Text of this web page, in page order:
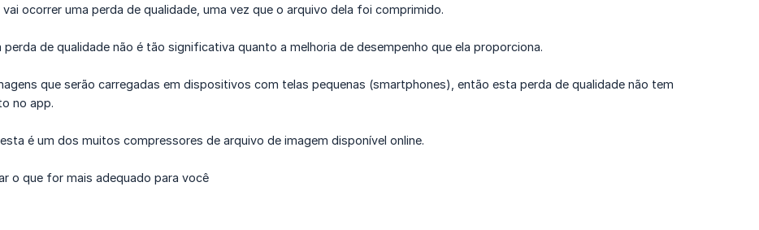
ocorrer uma perda de qualidade, uma vez que o arquivo dela foi comprimido.
de qualidade não é tão significativa quanto a melhoria de desempenho que ela proporciona.
que serão carregadas em dispositivos com telas pequenas (smartphones), então esta perda de qualidade não tem
no app.
é um dos muitos compressores de arquivo de imagem disponível online.
o que for mais adequado para você